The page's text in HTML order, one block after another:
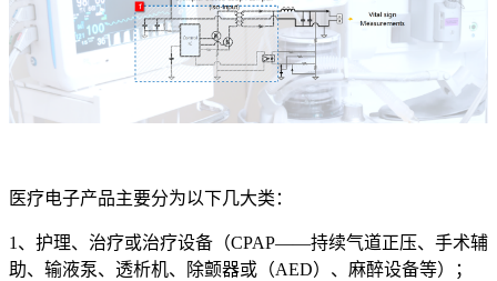
医疗电子产品主要分为以下几大类：
1、护理、治疗或治疗设备（CPAP——持续气道正压、手术辅
助、输液泵、透析机、除颤器或（AED）、麻醉设备等）；